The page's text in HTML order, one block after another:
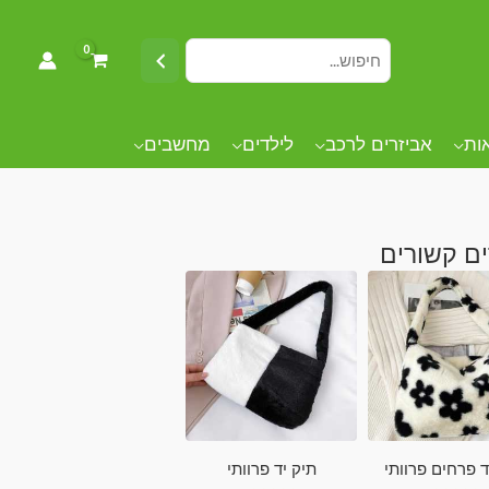
אביזרים לרכב לילדים מחשבים
קשורים
פרחים פרוותי תיק יד פרוותי